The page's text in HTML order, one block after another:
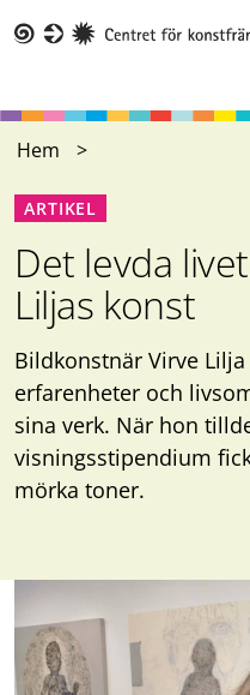
till
Hem
ARTIKEL
Det levda
Liljas konst
Bildkonstnär Virve
erfarenheter och
sina verk. När hon
visningsstipendium
mörka toner.